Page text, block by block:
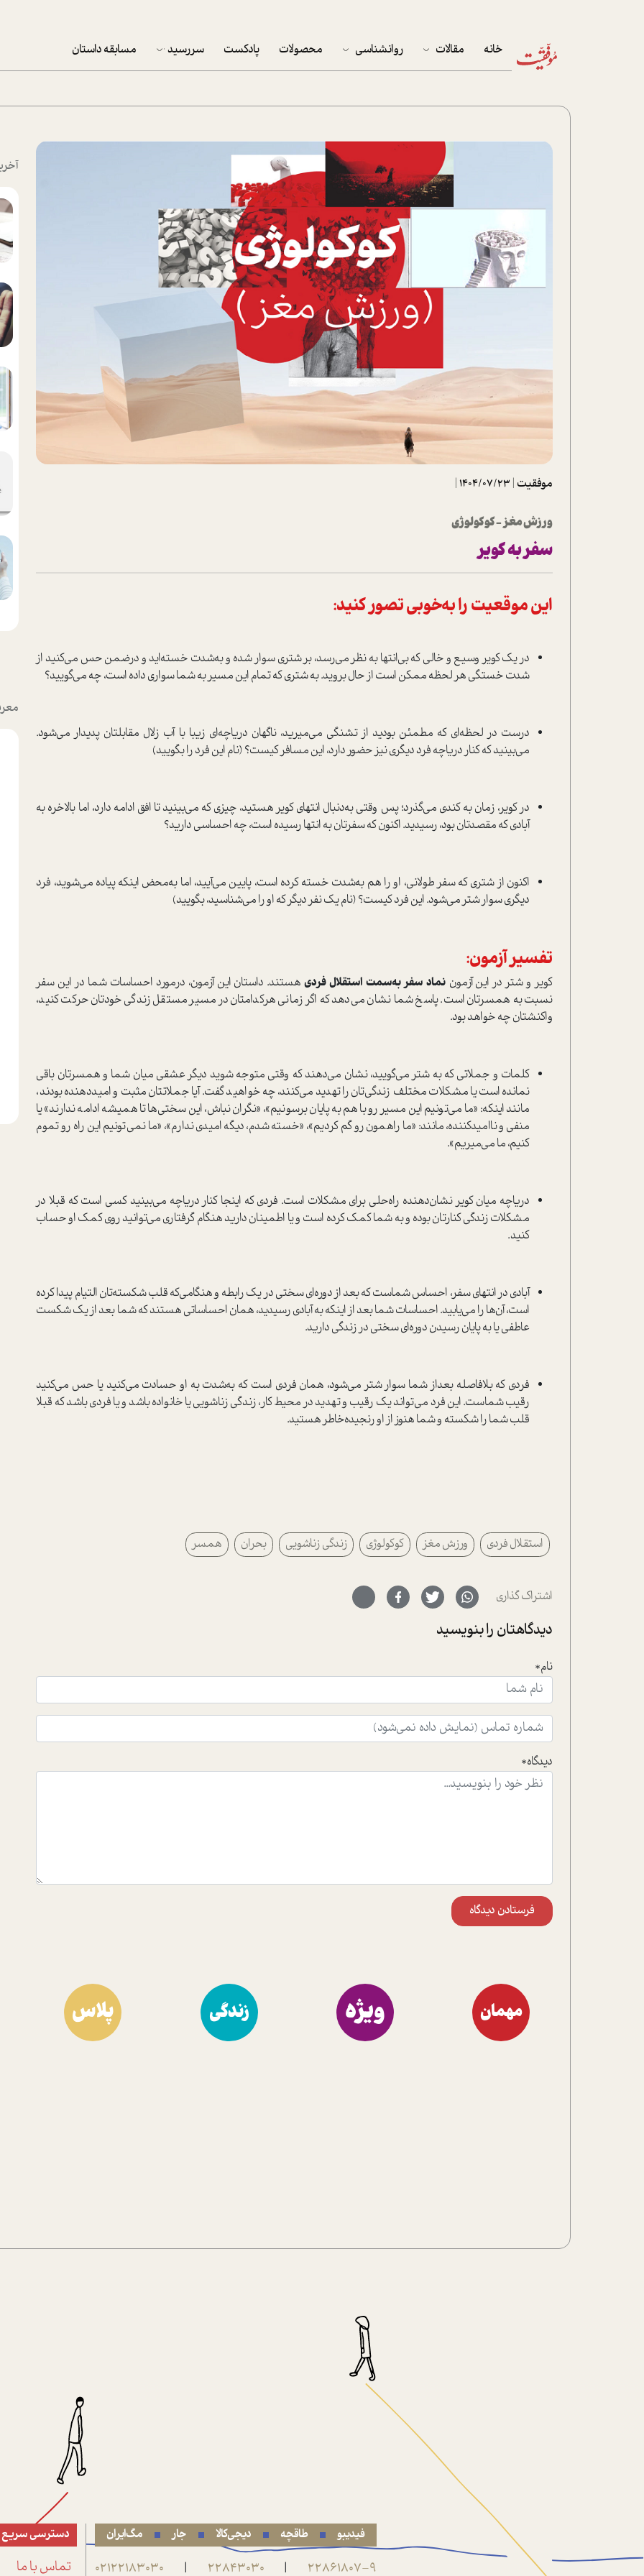
خانه مقالات
پرونده ویژه
زندگی
تحلیل فیلم
داستان
روانشناسی محصولات پادکست سررسید
تقویم دیواری
مسابقه داستان
موفقیت |
1404/07/23
|
ورزش مغز - کوکولوژی
سفر به کویر
این موقعیت‌ را به‌خوبی تصور کنید:
در یک کویر وسیع و خالی که بی‌انتها به نظر می‌رسد، بر شتری سوار شده‌ و به‌شدت خسته‌اید و درضمن حس می‌کنید از
شدت خستگی هر لحظه ممکن است از حال بروید. به شتری که تمام این مسیر به شما سواری داده است، چه می‌گویید؟
درست در لحظه‌ای که مطمئن بودید از تشنگی می‌میرید، ناگهان دریاچه‌ای زیبا با آب زلال مقابلتان پدیدار می‌شود.
می‌بینید که کنار دریاچه فرد دیگری نیز حضور دارد، این مسافر کیست؟ (نام این فرد را بگویید)
در کویر، زمان به کندی می‌گذرد؛ پس وقتی به‌دنبال انتهای کویر هستید، چیزی که می‌بینید تا افق ادامه دارد، اما بالاخره به
آبادی که مقصدتان بود، رسیدید. اکنون که سفرتان به انتها رسیده است، چه احساسی دارید؟
اکنون از شتری که سفر طولانی، او را هم به‌شدت خسته کرده است، پایین می‌آیید، اما به‌محض اینکه پیاده می‌شوید، فرد
دیگری سوار شتر می‌شود. این فرد کیست؟ (نام یک نفر دیگر که او را می‌شناسید، بگویید)
تفسیر آزمون:
کویر و شتر در این آزموننماد سفر به‌سمت استقلال فردیهستند. داستان این آزمون، درمورد احساسات شما در این سفر
نسبت به همسرتان است. پاسخ شما نشان می‌دهد که اگر زمانی هرکدامتان در مسیر مستقل زندگی خودتان حرکت کنید،
واکنشتان چه خواهد بود.
کلمات و جملاتی که به شتر می‌گویید، نشان می‌دهند که وقتی متوجه شوید دیگر عشقی میان شما و همسرتان باقی
نمانده است یا مشکلات مختلف زندگی‌تان را تهدید می‌کنند، چه خواهید گفت. آیا جملاتتان مثبت و امیددهنده بودند،
مانند اینکه: «ما می‌تونیم این مسیر رو با هم به پایان برسونیم»، «نگران نباش، این سختی‌ها تا همیشه ادامه ندارند» یا
منفی و ناامیدکننده، مانند: «ما راهمون رو گم کردیم»، «خسته شدم، دیگه امیدی ندارم»، «ما نمی‌تونیم این راه رو تموم
کنیم، ما می‌میریم».
دریاچه میان کویر نشان‌دهنده راه‌حلی برای مشکلات است. فردی که اینجا کنار دریاچه می‌بینید کسی است که قبلا در
مشکلات زندگی کنارتان بوده و به شما کمک کرده است و یا اطمینان دارید هنگام گرفتاری می‌توانید روی کمک او حساب
کنید.
آبادی در انتهای سفر، احساس شماست که بعد از دوره‌ای سختی در یک رابطه و هنگامی‌که قلب شکسته‌تان التیام پیدا کرده
است، آن‌ها را می‌یابید. احساسات شما بعد از اینکه به آبادی رسیدید، همان احساساتی هستند که شما بعد از یک شکست
عاطفی یا به پایان رسیدن دوره‌ای سختی در زندگی دارید.
فردی که بلافاصله بعداز شما سوار شتر می‌شود، همان فردی است که به‌شدت به او حسادت می‌کنید یا حس می‌کنید
رقیب شماست. این فرد می‌تواند یک رقیب و تهدید در محیط کار، زندگی زناشویی یا خانواده باشد و یا فردی باشد که قبلا
قلب شما را شکسته و شما هنوز از او رنجیده‌خاطر هستید.
استقلال فردی ورزش مغز کوکولوژی زندگی زناشویی بحران همسر
اشتراک گذاری
دیدگاهتان را بنویسید
نام*
دیدگاه*
فرستادن دیدگاه
مهمان ویژه زندگی پلاس
فیدیبو طاقچه دیجی‌کالا جار مگ‌ایران
22861807-9
|
22843030
|
02122183030
دسترسی سریع
تماس با ما